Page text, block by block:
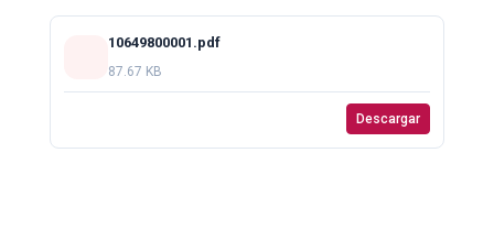
10649800001.pdf
87.67 KB
Descargar